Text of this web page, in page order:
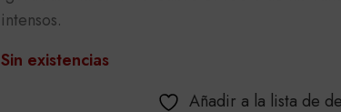
intensos.
Sin existencias
Añadir a la lista de